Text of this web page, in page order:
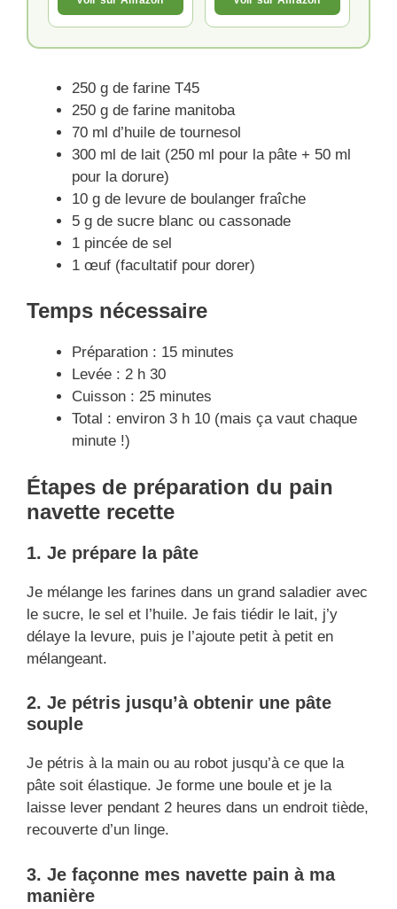
250 g de farine T45
250 g de farine manitoba
70 ml d’huile de tournesol
300 ml de lait (250 ml pour la pâte + 50 ml
pour la dorure)
10 g de levure de boulanger fraîche
5 g de sucre blanc ou cassonade
1 pincée de sel
1 œuf (facultatif pour dorer)
Temps nécessaire
Préparation : 15 minutes
Levée : 2 h 30
Cuisson : 25 minutes
Total : environ 3 h 10 (mais ça vaut chaque
minute !)
Étapes de préparation du pain
navette recette
1. Je prépare la pâte
Je mélange les farines dans un grand saladier avec
le sucre, le sel et l’huile. Je fais tiédir le lait, j’y
délaye la levure, puis je l’ajoute petit à petit en
mélangeant.
2. Je pétris jusqu’à obtenir une pâte
souple
Je pétris à la main ou au robot jusqu’à ce que la
pâte soit élastique. Je forme une boule et je la
laisse lever pendant 2 heures dans un endroit tiède,
recouverte d’un linge.
3. Je façonne mes navette pain à ma
manière